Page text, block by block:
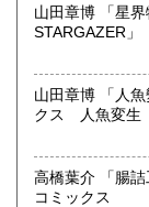
書籍の買取につ
メール
わせください。
お電話 03-
お取引内容は、
しく説明した文
山田章博 「星
STARGAZER
山田章博 「人
クス 人魚変生
高橋葉介 「腸
コミックス